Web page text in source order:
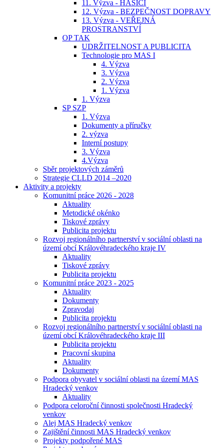
11. Výzva - HASIČI
12. Výzva - BEZPEČNOST DOPRAVY
13. Výzva - VEŘEJNÁ
PROSTRANSTVÍ
OP TAK
UDRŽITELNOST A PUBLICITA
Technologie pro MAS I
4. Výzva
3. Výzva
2. Výzva
1. Výzva
1. Výzva
SP SZP
1. Výzva
Dokumenty a příručky
2. výzva
Interní postupy
3. Výzva
4.Výzva
Sběr projektových záměrů
Strategie CLLD 2014 –2020
Aktivity a projekty
Komunitní práce 2026 - 2028
Aktuality
Metodické okénko
Tiskové zprávy
Publicita projektu
Rozvoj regionálního partnerství v sociální oblasti na
území obcí Královéhradeckého kraje IV
Aktuality
Tiskové zprávy
Publicita projektu
Komunitní práce 2023 - 2025
Aktuality
Dokumenty
Zpravodaj
Publicita projektu
Rozvoj regionálního partnerství v sociální oblasti na
území obcí Královéhradeckého kraje III
Publicita projektu
Pracovní skupina
Aktuality
Dokumenty
Podpora obyvatel v sociální oblasti na území MAS
Hradecký venkov
Aktuality
Podpora celoroční činnosti společnosti Hradecký
venkov
Alej MAS Hradecký venkov
Zajištění činnosti MAS Hradecký venkov
Projekty podpořené MAS